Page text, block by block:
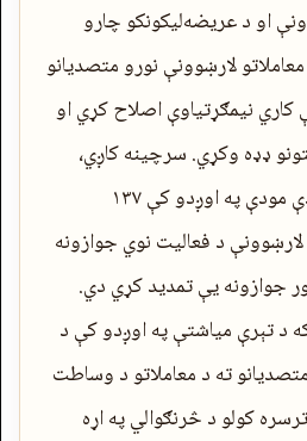
او د عریضه‌لیکونکو چارو
لارښوونې نورو متصدیانو
نیمګړتیاوې اصلاح کړي او
ډډه وکړي. سرچینه کاږي،
دغه‌راز یاد ریاست د همدې مودې په اوږدو کې ۱۳۷
د فعالیت نوي جوازونه
او د فعالیت ۷۱ نور جوازونه یې تمدید کړي دي.
د تېرې میاشتې په اوږدو کې د
معاملاتو لارښوونې ۲۰۸ متصدیانو ته د معاملاتو د وساطت
کولو د څرنګوالي په اړه